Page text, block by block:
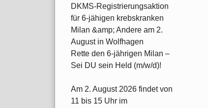
DKMS-Registrierungsaktion
für 6-jähigen krebskranken
Milan &amp; Andere am 2.
August in Wolfhagen
Rette den 6-jährigen Milan –
Sei DU sein Held (m/w/d)!
Am 2. August 2026 findet von
11 bis 15 Uhr im